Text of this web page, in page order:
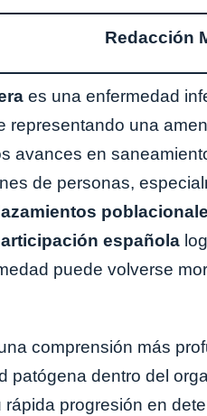
Redacción
es una enfermedad
representando una
avances en
de personas,
española
puede volverse
comprensión más
patógena dentro del
rápida progresión en